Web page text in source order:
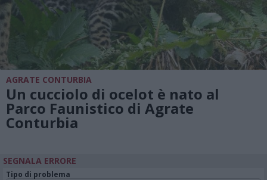
AGRATE CONTURBIA
Un cucciolo di ocelot è nato al
Parco Faunistico di Agrate
Conturbia
SEGNALA ERRORE
Tipo di problema